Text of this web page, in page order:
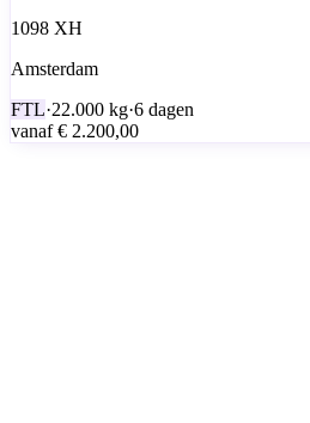
1098 XH
Amsterdam
FTL·22.000 kg·6 dagen
vanaf€ 2.200,00